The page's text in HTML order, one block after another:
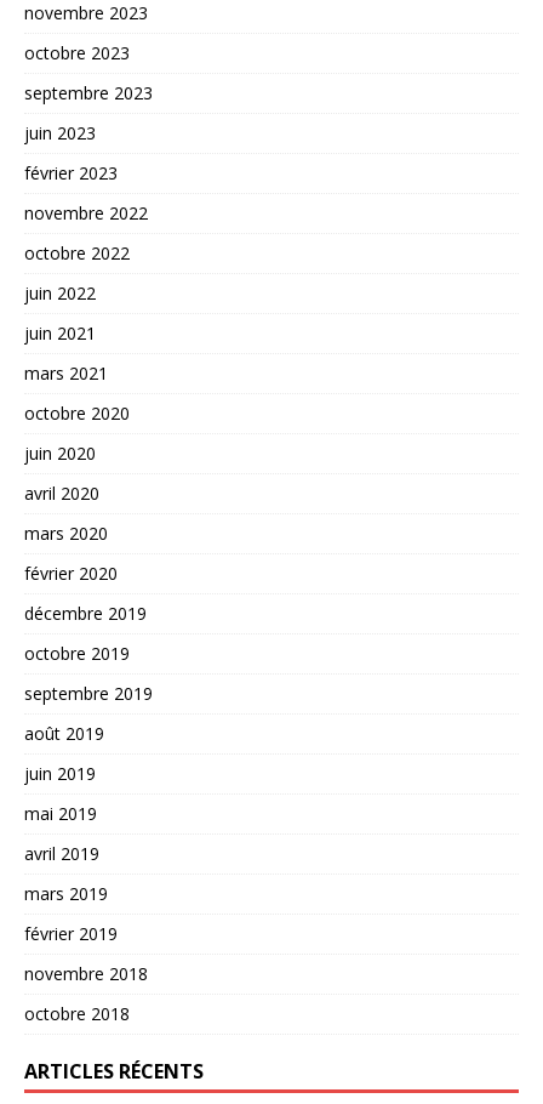
novembre 2023
octobre 2023
septembre 2023
juin 2023
février 2023
novembre 2022
octobre 2022
juin 2022
juin 2021
mars 2021
octobre 2020
juin 2020
avril 2020
mars 2020
février 2020
décembre 2019
octobre 2019
septembre 2019
août 2019
juin 2019
mai 2019
avril 2019
mars 2019
février 2019
novembre 2018
octobre 2018
ARTICLES RÉCENTS